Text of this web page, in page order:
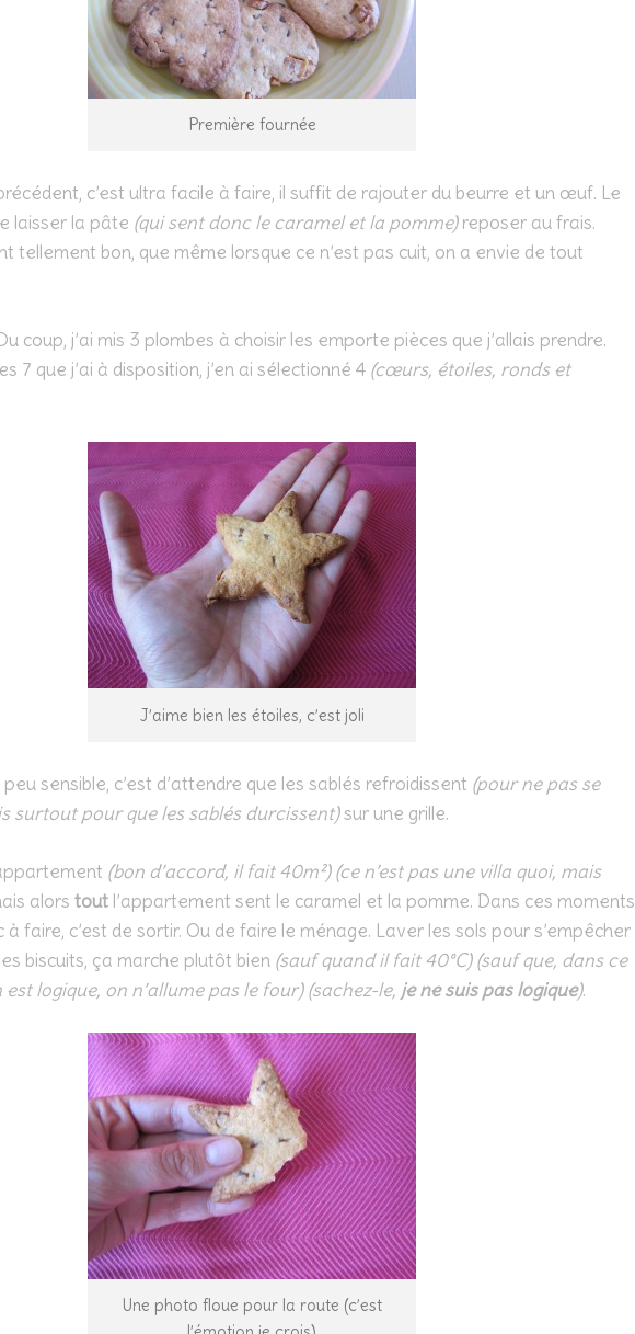
Première fournée
c’est ultra facile à faire, il suffit de rajouter du beurre et un œuf. Le
laisser la pâte (qui sent donc le caramel et la pomme)reposer au frais.
tellement bon, que même lorsque ce n’est pas cuit, on a envie de tout
coup, j’ai mis 3 plombes à choisir les emporte pièces que j’allais prendre.
7 que j’ai à disposition, j’en ai sélectionné 4 (cœurs, étoiles, ronds et
J’aime bien les étoiles, c’est joli
sensible, c’est d’attendre que les sablés refroidissent (pour ne pas se
surtout pour que les sablés durcissent)sur une grille.
(bon d’accord, il fait 40m²) (ce n’est pas une villa quoi, mais
alors tout l’appartement sent le caramel et la pomme. Dans ces moments
à faire, c’est de sortir. Ou de faire le ménage. Laver les sols pour s’empêcher
biscuits, ça marche plutôt bien (sauf quand il fait 40°C) (sauf que, dans ce
logique, on n’allume pas le four) (sachez-le, je ne suis pas logique).
Une photo floue pour la route (c’est